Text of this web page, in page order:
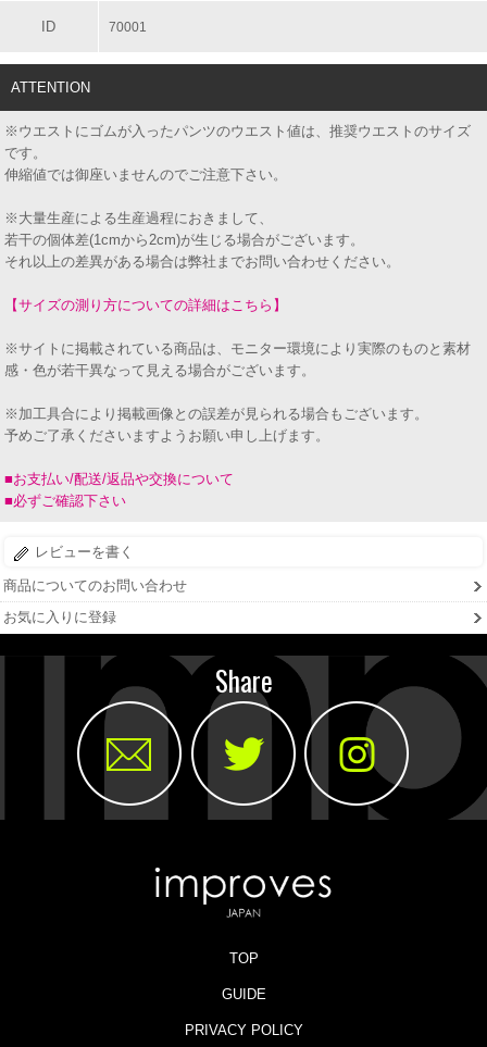
ID 70001
ATTENTION
※ウエストにゴムが入ったパンツのウエスト値は、推奨ウエストのサイズ
です。
伸縮値では御座いませんのでご注意下さい。
※大量生産による生産過程におきまして、
若干の個体差(1cmから2cm)が生じる場合がございます。
それ以上の差異がある場合は弊社までお問い合わせください。
【サイズの測り方についての詳細はこちら】
※サイトに掲載されている商品は、モニター環境により実際のものと素材
感・色が若干異なって見える場合がございます。
※加工具合により掲載画像との誤差が見られる場合もございます。
予めご了承くださいますようお願い申し上げます。
■お支払い/配送/返品や交換について
■必ずご確認下さい
レビューを書く
商品についてのお問い合わせ
お気に入りに登録
Share
TOP
GUIDE
PRIVACY POLICY